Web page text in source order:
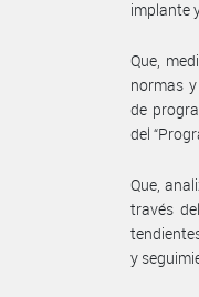
implante
Que,
normas
de
del
Que,
través
y